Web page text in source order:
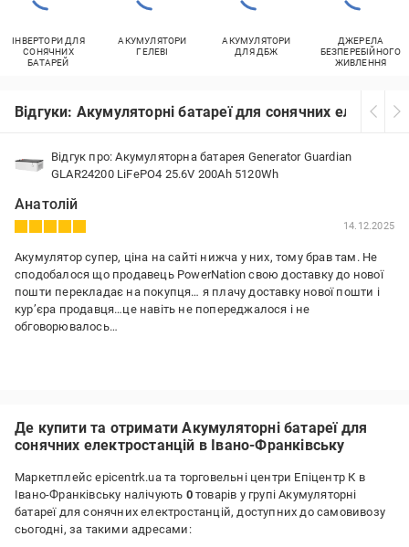
ІНВЕРТОРИ ДЛЯ
СОНЯЧНИХ
БАТАРЕЙ
АКУМУЛЯТОРИ
ГЕЛЕВІ
АКУМУЛЯТОРИ
ДЛЯ ДБЖ
ДЖЕРЕЛА
БЕЗПЕРЕБІЙНОГО
ЖИВЛЕННЯ
Відгуки: Акумуляторні батареї для сонячних
Відгук про: Акумуляторна батарея Generator Guardian
GLAR24200 LiFePO4 25.6V 200Ah 5120Wh
Анатолій
14.12.2025
Акумулятор супер, ціна на сайті нижча у них, тому брав там. Не
сподобалося що продавець PowerNation свою доставку до нової
пошти перекладає на покупця… я плачу доставку нової пошти і
курʼєра продавця…це навіть не попереджалося і не
обговорювалось…
Де купити та отримати Акумуляторні батареї для
сонячних електростанцій в Івано-Франківську
Маркетплейс epicentrk.ua та торговельні центри Епіцентр К в
Івано-Франківську налічують 0товарів у групі Акумуляторні
батареї для сонячних електростанцій, доступних до самовивозу
сьогодні, за такими адресами: